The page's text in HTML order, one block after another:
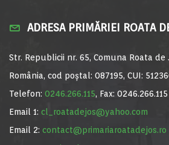
ADRESA PRIMĂRIEI ROATA
Str. Republicii nr. 65, Comuna Roata de
România, cod poștal: 087195, CUI:
Telefon: 0246.266.115, Fax: 0246.266.115
Email 1: cl_roatadejos@yahoo.com
Email 2: contact@primariaroatadejos.ro